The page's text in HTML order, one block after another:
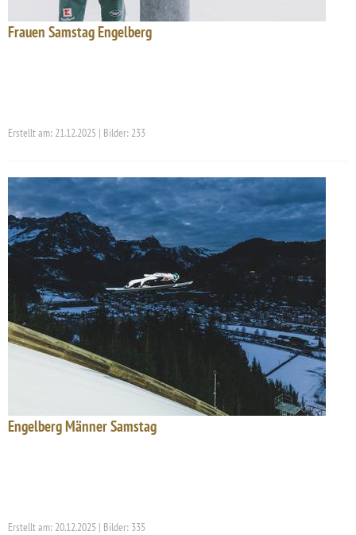
Frauen Samstag Engelberg
Erstellt am: 21.12.2025 | Bilder: 233
Engelberg Männer Samstag
Erstellt am: 20.12.2025 | Bilder: 335